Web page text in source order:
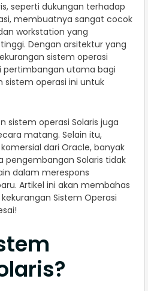
seperti dukungan terhadap
membuatnya sangat cocok
workstation yang
Dengan arsitektur yang
sistem operasi
pertimbangan utama bagi
sistem operasi ini untuk
sistem operasi Solaris juga
matang. Selain itu,
dari Oracle, banyak
pengembangan Solaris tidak
dalam merespons
Artikel ini akan membahas
Sistem Operasi